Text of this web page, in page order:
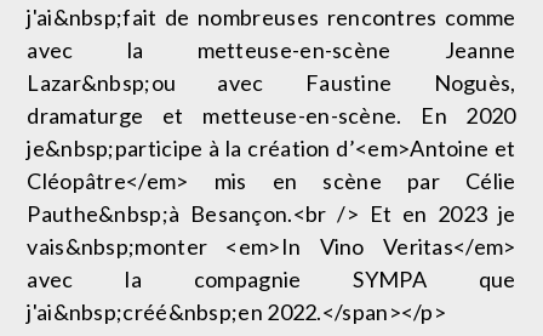
j'ai&nbsp;fait de nombreuses rencontres comme
avec la metteuse-en-scène Jeanne
Lazar&nbsp;ou avec Faustine Noguès,
dramaturge et metteuse-en-scène. En 2020
je&nbsp;participe à la création d’<em>Antoine et
Cléopâtre</em> mis en scène par Célie
Pauthe&nbsp;à Besançon.<br /> Et en 2023 je
vais&nbsp;monter <em>In Vino Veritas</em>
avec la compagnie SYMPA que
j'ai&nbsp;créé&nbsp;en 2022.</span></p>